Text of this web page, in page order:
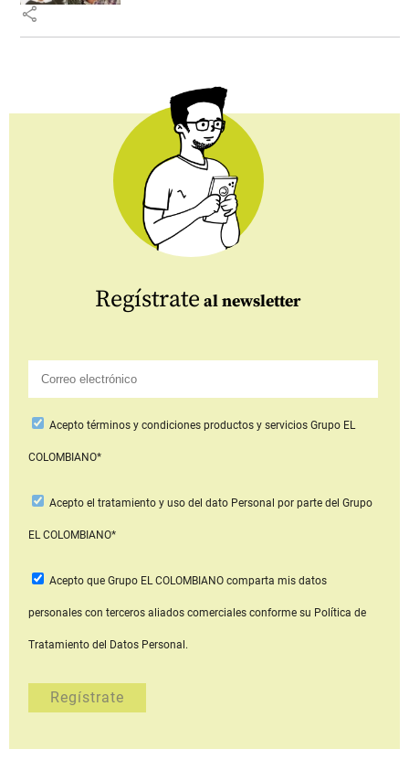
share
Regístrate al newsletter
Aceptotérminos y condiciones productos y serviciosGrupo EL
COLOMBIANO*
Acepto el tratamiento y uso del dato Personal por parte del Grupo
EL COLOMBIANO*
Acepto que Grupo EL COLOMBIANOcomparta mis datos
personales con terceros aliados comerciales conforme su Política de
Tratamiento del Datos Personal.